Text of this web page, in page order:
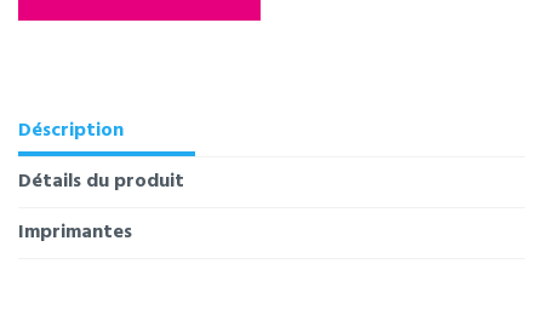
Déscription
Détails du produit
Imprimantes